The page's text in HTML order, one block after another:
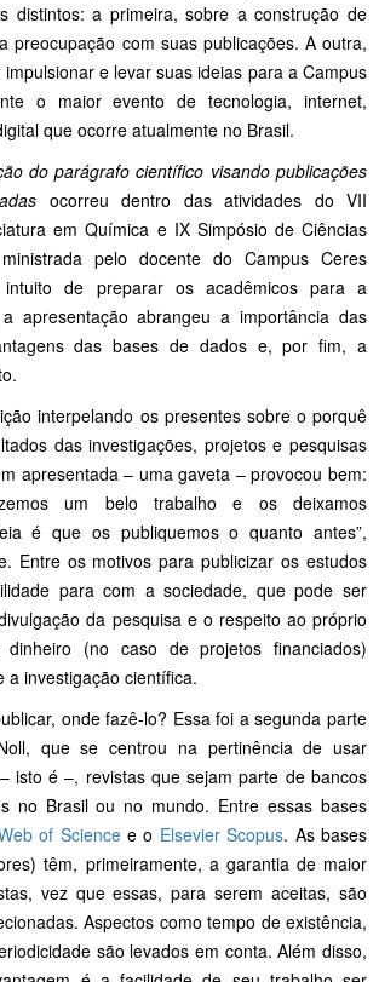
distintos: a primeira, sobre a construção de
preocupação com suas publicações. A outra,
e levar suas ideias para a Campus
o maior evento de tecnologia, internet,
que ocorre atualmente no Brasil.
do parágrafo científico visando publicações
ocorreu dentro das atividades do VII
em Química e IX Simpósio de Ciências
pelo docente do Campus Ceres
de preparar os acadêmicos para a
apresentação abrangeu a importância das
das bases de dados e, por fim, a
interpelando os presentes sobre o porquê
das investigações, projetos e pesquisas
apresentada – uma gaveta – provocou bem:
um belo trabalho e os deixamos
é que os publiquemos o quanto antes”,
Entre os motivos para publicizar os estudos
para com a sociedade, que pode ser
da pesquisa e o respeito ao próprio
(no caso de projetos financiados)
a investigação científica.
onde fazê-lo? Essa foi a segunda parte
que se centrou na pertinência de usar
isto é –, revistas que sejam parte de bancos
no Brasil ou no mundo. Entre essas bases
of Sciencee o Elsevier Scopus. As bases
têm, primeiramente, a garantia de maior
vez que essas, para serem aceitas, são
Aspectos como tempo de existência,
são levados em conta. Além disso,